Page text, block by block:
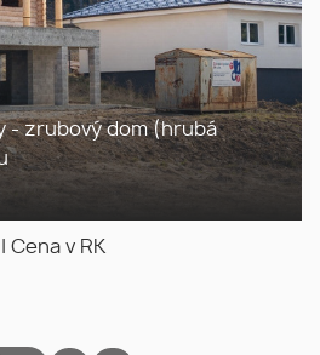
- zrubový dom (hrubá
Cena v RK